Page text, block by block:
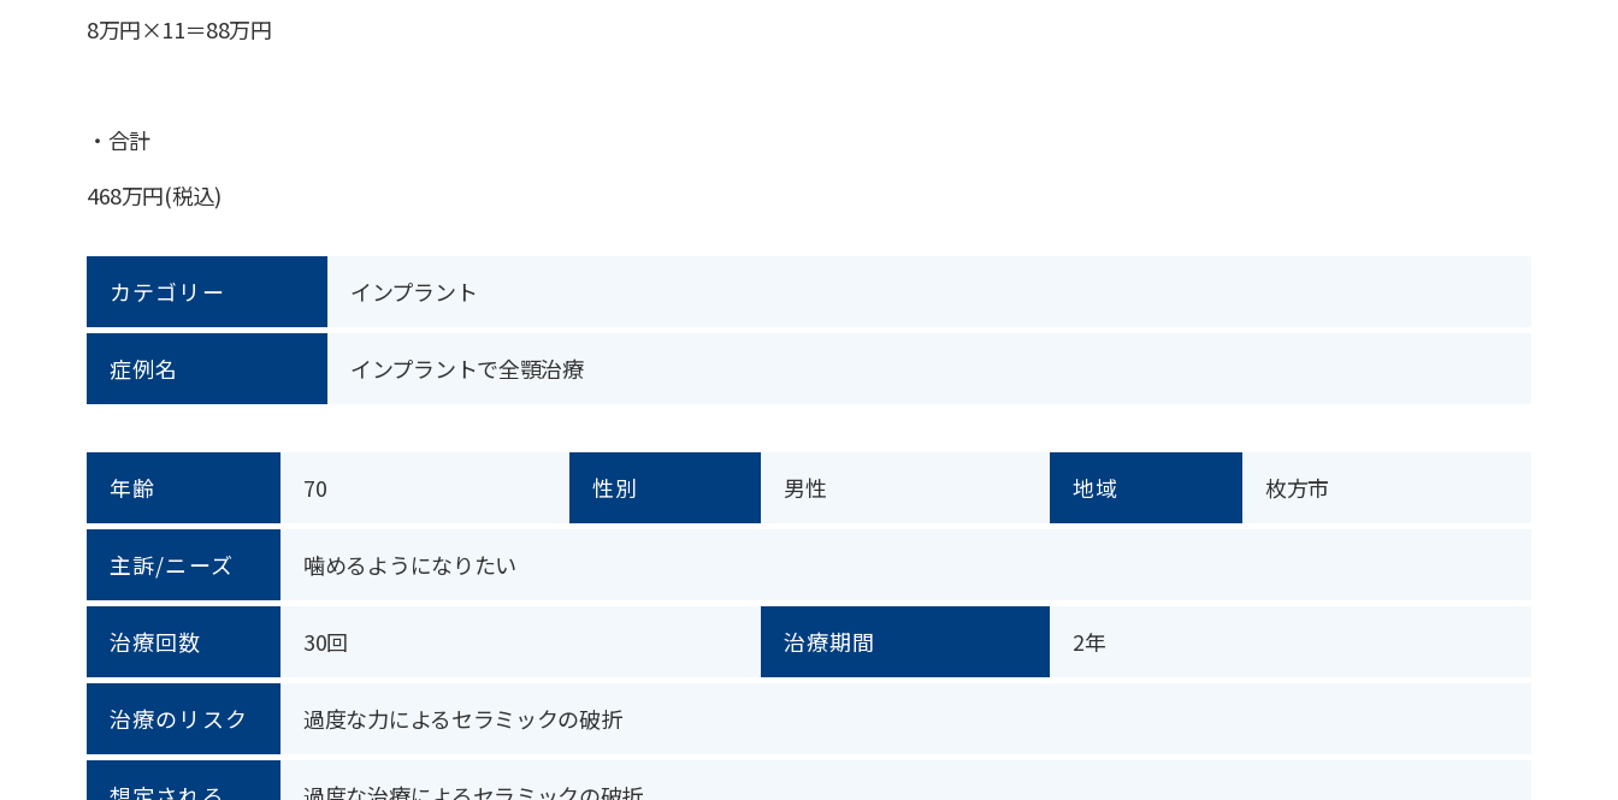
8万円×11＝88万円
・合計
468万円(税込)
カテゴリー インプラント
症例名 インプラントで全顎治療
年齢 70 性別 男性 地域 枚方市
主訴/ニーズ 噛めるようになりたい
治療回数 30回 治療期間 2年
治療のリスク 過度な力によるセラミックの破折